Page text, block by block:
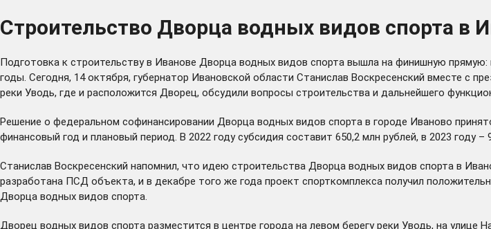
Строительство Дворца водных видов спорта в
Подготовка к строительству в Иванове Дворца водных видов спорта вышла на финишную
годы. Сегодня, 14 октября, губернатор Ивановской области Станислав Воскресенский вместе с
реки Уводь, где и расположится Дворец, обсудили вопросы строительства и дальнейшего
Решение о федеральном софинансировании Дворца водных видов спорта в городе Иваново
финансовый год и плановый период. В 2022 году субсидия составит 650,2 млн рублей, в 2023 году –
Станислав Воскресенский напомнил, что идею строительства Дворца водных видов спорта в
разработана ПСД объекта, и в декабре того же года проект спорткомплекса получил
Дворца водных видов спорта.
Дворец водных видов спорта разместится в центре города на левом берегу реки Уводь, на